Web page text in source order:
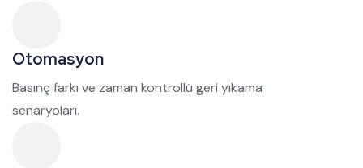
Otomasyon
Basınç farkı ve zaman kontrollü geri yıkama
senaryoları.